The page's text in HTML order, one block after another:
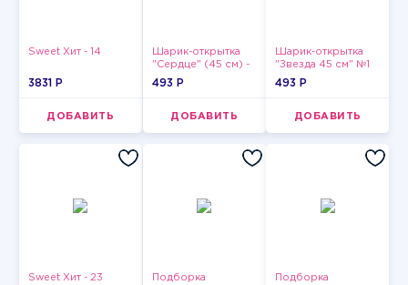
Sweet Хит - 14
3831 P
ДОБАВИТЬ
Шарик-открытка
"Сердце" (45 см) -
2
493 P
ДОБАВИТЬ
Шарик-открытка
"Звезда 45 см" №1
493 P
ДОБАВИТЬ
Sweet Хит - 23
Подборка
Подборка